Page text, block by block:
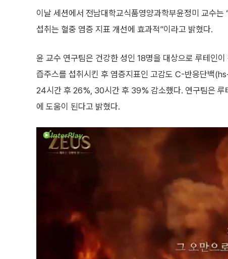
이날 세션에서 전남대학교식품영양과학부윤정미 교수는
섭취는 혈중 염증 지표 개선에 효과적”이라고 밝혔다.
윤 교수 연구팀은 건강한 성인 18명을 대상으로 루테인
즙주스를 섭취시킨 후 염증지표인 고감도 C-반응단백
24시간 후 26%, 30시간 후 39% 감소했다. 연구팀은 루
에 도움이 된다고 밝혔다.